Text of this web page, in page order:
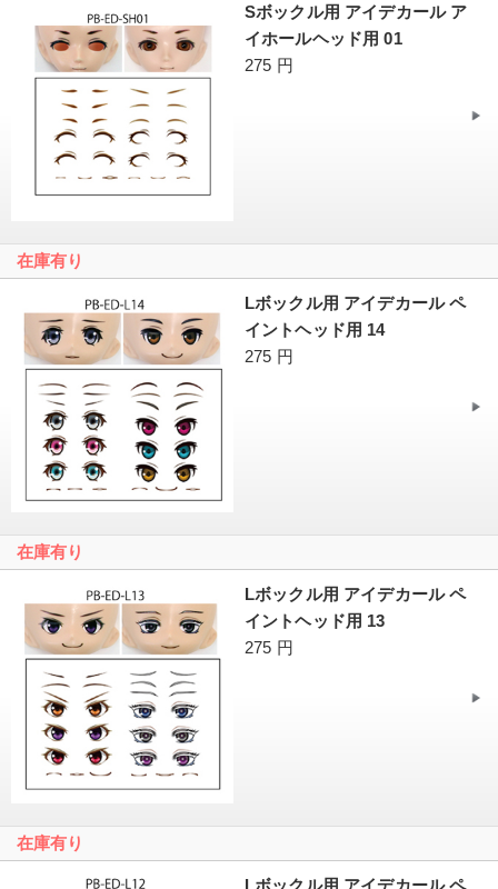
Sボックル用 アイデカール ア
イホールヘッド用 01
275 円
在庫有り
Lボックル用 アイデカール ペ
イントヘッド用 14
275 円
在庫有り
Lボックル用 アイデカール ペ
イントヘッド用 13
275 円
在庫有り
Lボックル用 アイデカール ペ